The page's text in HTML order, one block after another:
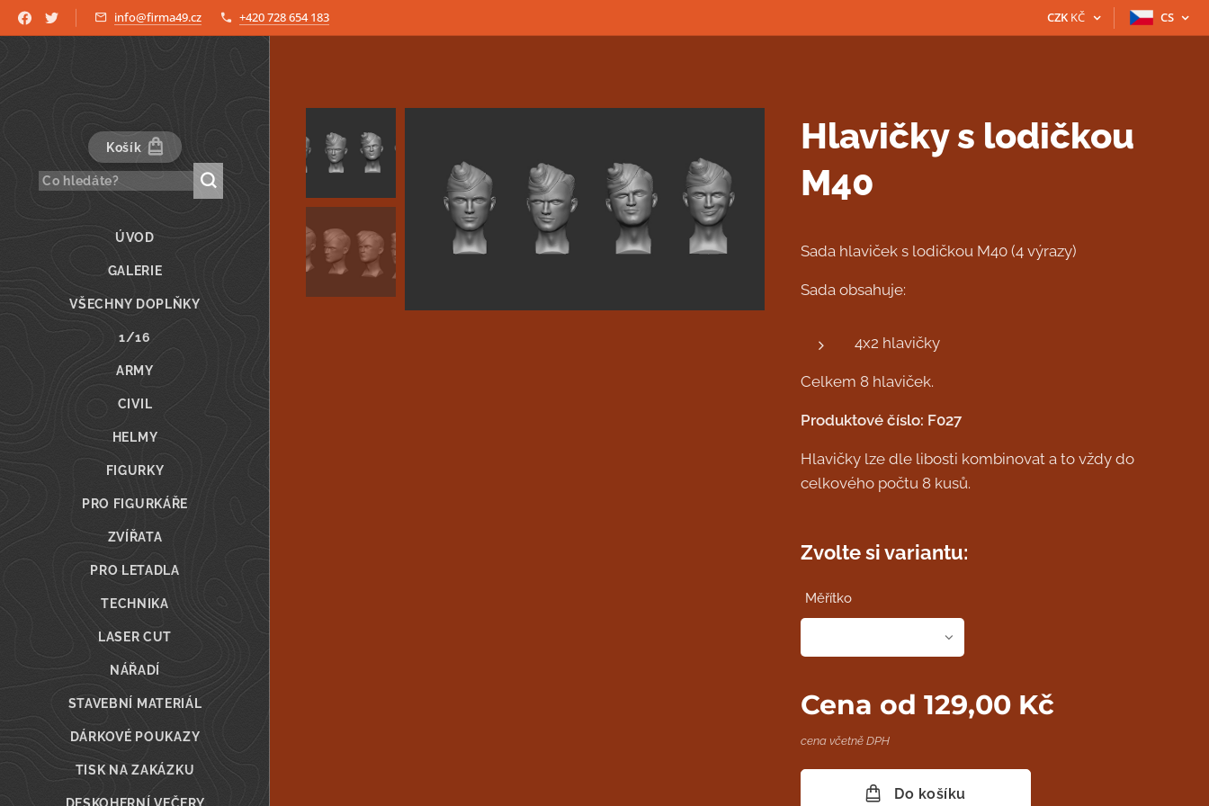
info@firma49.cz +420 728 654 183 CZK KČ CS
Košík
ÚVOD
GALERIE
VŠECHNY DOPLŇKY
1/16
ARMY
CIVIL
HELMY
FIGURKY
PRO FIGURKÁŘE
ZVÍŘATA
PRO LETADLA
TECHNIKA
LASER CUT
NÁŘADÍ
STAVEBNÍ MATERIÁL
DÁRKOVÉ POUKAZY
TISK NA ZAKÁZKU
Hlavičky s lodičkou
M40
Sada hlaviček s lodičkou M40 (4 výrazy)
Sada obsahuje:
4x2 hlavičky
Celkem 8 hlaviček.
Produktové číslo: F027
Hlavičky lze dle libosti kombinovat a to vždy do
celkového počtu 8 kusů.
Zvolte si variantu:
Měřítko
Cena od129,00 Kč
cena včetně DPH
Do košíku